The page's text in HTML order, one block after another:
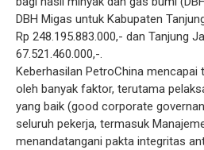
DBH Migas untuk Kabupaten
Rp 248.195.883.000,- dan Tanjung
67.521.460.000,-.
Keberhasilan PetroChina mencapai
oleh banyak faktor, terutama
yang baik (good corporate
seluruh pekerja, termasuk
menandatangani pakta integritas